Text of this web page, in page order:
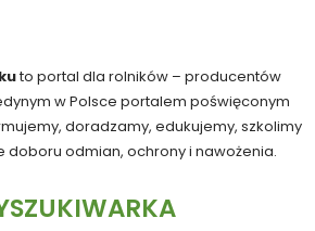
to portal dla rolników – producentów
w Polsce portalem poświęconym
doradzamy, edukujemy, szkolimy
doboru odmian, ochrony i nawożenia.